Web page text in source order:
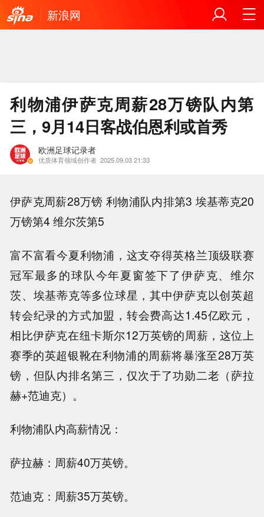
新浪网
利物浦伊萨克周薪28万镑队内第
三，9月14日客战伯恩利或首秀
欧洲足球记录者
优质体育领域创作者 2025.09.03 21:33
伊萨克周薪28万镑 利物浦队内排第3 埃基蒂克20
万镑第4 维尔茨第5
富不富看今夏利物浦，这支夺得英格兰顶级联赛
冠军最多的球队今年夏窗签下了伊萨克、维尔
茨、埃基蒂克等多位球星，其中伊萨克以创英超
转会纪录的方式加盟，转会费高达1.45亿欧元，
相比伊萨克在纽卡斯尔12万英镑的周薪，这位上
赛季的英超银靴在利物浦的周薪将暴涨至28万英
镑，但队内排名第三，仅次于了功勋二老（萨拉
赫+范迪克）。
利物浦队内高薪情况：
萨拉赫：周薪40万英镑。
范迪克：周薪35万英镑。